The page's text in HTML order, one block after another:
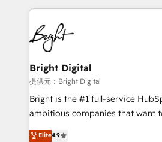
HubSpot COS Performance
COS Design Award 🏆2013
Partner 📆Founded in 1997
automation, integration, and AI
lasting impact. We specialize in: • Turnkey and end-
to-end HubSpot
Sales, Service, Marketing &
and chat agents, predictive
workflows • Salesforce +
RevOps and AI-driven sales
design and CMS development •
and CRM migration from any
Bright Digital
提供元：Bright Digital
Bright is the #1 full-service
ambitious companies that want
From HubSpot onboarding, to
Elite4.9